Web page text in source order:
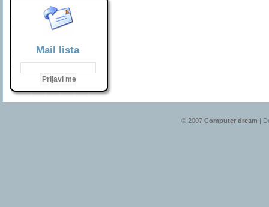
Mail lista
© 2007 Computer dream |